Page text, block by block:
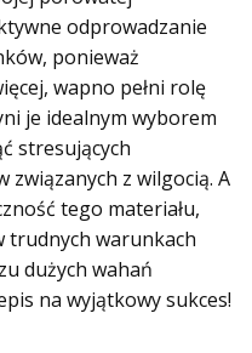
odprowadzanie
ponieważ
wapno pełni rolę
je idealnym wyborem
stresujących
z wilgocią. A
tego materiału,
trudnych warunkach
dużych wahań
na wyjątkowy sukces!